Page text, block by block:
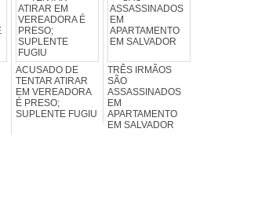
ACUSADO DE
TENTAR ATIRAR
EM VEREADORA
É PRESO;
SUPLENTE FUGIU
TRÊS IRMÃOS
SÃO
ASSASSINADOS
EM
APARTAMENTO
EM SALVADOR